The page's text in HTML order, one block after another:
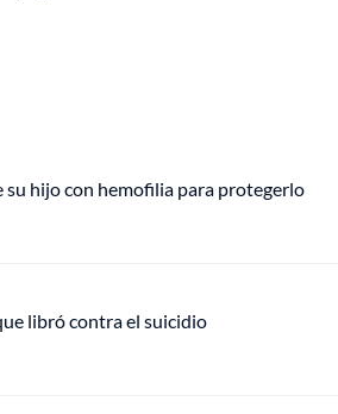
su hijo con hemofilia para protegerlo
libró contra el suicidio